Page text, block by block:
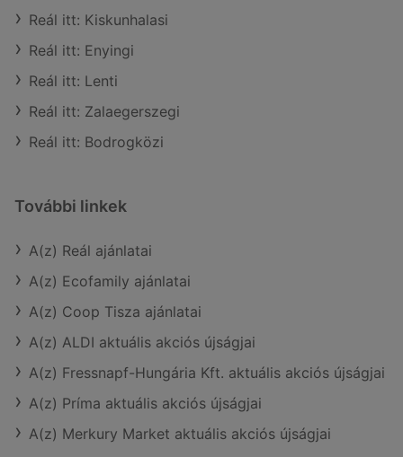
Reál itt: Kiskunhalasi
Reál itt: Enyingi
Reál itt: Lenti
Reál itt: Zalaegerszegi
Reál itt: Bodrogközi
További linkek
A(z) Reál ajánlatai
A(z) Ecofamily ajánlatai
A(z) Coop Tisza ajánlatai
A(z) ALDI aktuális akciós újságjai
A(z) Fressnapf-Hungária Kft. aktuális akciós újságjai
A(z) Príma aktuális akciós újságjai
A(z) Merkury Market aktuális akciós újságjai